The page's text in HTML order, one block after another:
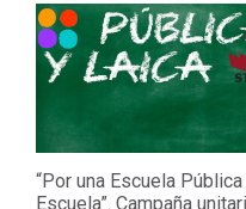
“Por una Escuela
Escuela”. Campaña